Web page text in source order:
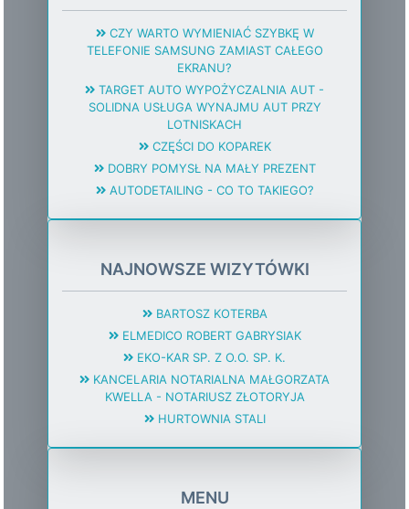
CZY WARTO WYMIENIAĆ SZYBKĘ W
TELEFONIE SAMSUNG ZAMIAST CAŁEGO
EKRANU?
TARGET AUTO WYPOŻYCZALNIA AUT -
SOLIDNA USŁUGA WYNAJMU AUT PRZY
LOTNISKACH
CZĘŚCI DO KOPAREK
DOBRY POMYSŁ NA MAŁY PREZENT
AUTODETAILING - CO TO TAKIEGO?
NAJNOWSZE WIZYTÓWKI
BARTOSZ KOTERBA
ELMEDICO ROBERT GABRYSIAK
EKO-KAR SP. Z O.O. SP. K.
KANCELARIA NOTARIALNA MAŁGORZATA
KWELLA - NOTARIUSZ ZŁOTORYJA
HURTOWNIA STALI
MENU